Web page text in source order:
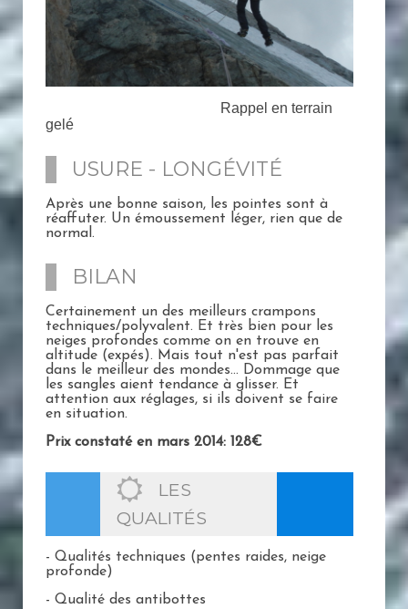
Rappel en terrain
gelé
USURE - LONGÉVITÉ
Après une bonne saison, les pointes sont à
réaffuter. Un émoussement léger, rien que de
normal.
BILAN
Certainement un des meilleurs crampons
techniques/polyvalent. Et très bien pour les
neiges profondes comme on en trouve en
altitude (expés). Mais tout n'est pas parfait
dans le meilleur des mondes... Dommage que
les sangles aient tendance à glisser. Et
attention aux réglages, si ils doivent se faire
en situation.
Prix constaté en mars 2014: 128€
LES
QUALITÉS
- Qualités techniques (pentes raides, neige
profonde)
- Qualité des antibottes